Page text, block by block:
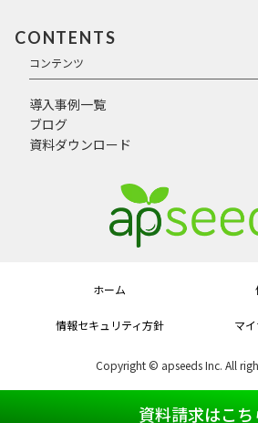
資料請求はこち
CONTENTS
コンテンツ
導入事例一覧
ブログ
資料ダウンロード
ホーム
情報セキュリティ方針 マ
Copyright © apseeds Inc. All